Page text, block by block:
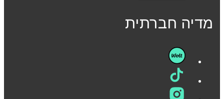
מדיה חברתית